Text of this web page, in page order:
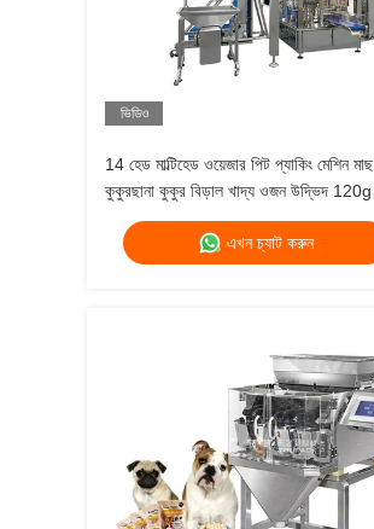
ভিডিও
14 হেড মাল্টিহেড ওয়েজার পিট প্যাকিং মেশিন মাছ
কুকুরছানা কুকুর বিড়াল খাদ্য ওজন উদ্ভিদ 120g
240g 400g 1kg জিপলক প্যাকিং মেশিন
এখন চ্যাট করুন